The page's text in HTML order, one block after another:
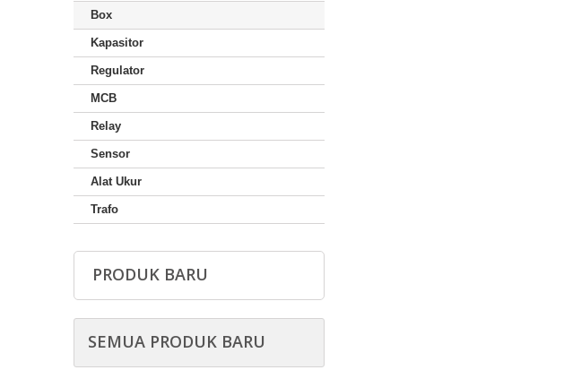
Box
Kapasitor
Regulator
MCB
Relay
Sensor
Alat Ukur
Trafo
PRODUK BARU
SEMUA PRODUK BARU